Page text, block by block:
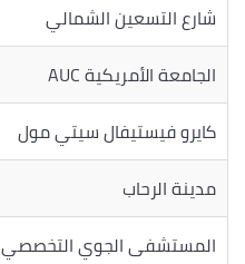
شارع التسعين الشمالي
الجامعة الأمريكية AUC
كايرو فيستيفال سيتي مول
مدينة الرحاب
المستشفى الجوي التخصصي